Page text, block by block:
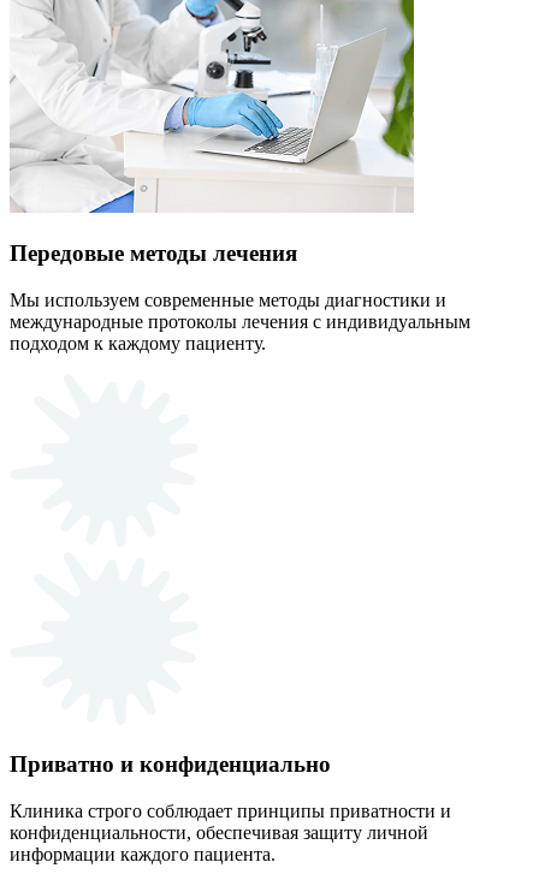
Передовые методы лечения
Мы используем современные методы диагностики и
международные протоколы лечения с индивидуальным
подходом к каждому пациенту.
Приватно и конфиденциально
Клиника строго соблюдает принципы приватности и
конфиденциальности, обеспечивая защиту личной
информации каждого пациента.